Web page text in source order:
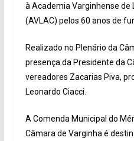
à Academia Varginhense de
(AVLAC) pelos 60 anos de
Realizado no Plenário da
presença da Presidente da
vereadores Zacarias Piva,
Leonardo Ciacci.
A Comenda Municipal do
Câmara de Varginha é